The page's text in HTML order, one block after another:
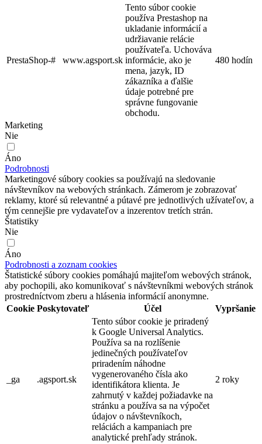
PrestaShop-# www.agsport.sk
Tento súbor cookie
používa Prestashop na
ukladanie informácií a
udržiavanie relácie
používateľa. Uchováva
informácie, ako je
mena, jazyk, ID
zákazníka a ďalšie
údaje potrebné pre
správne fungovanie
obchodu.
480 hodín
Marketing
Nie
Áno
Podrobnosti
Marketingové súbory cookies sa používajú na sledovanie
návštevníkov na webových stránkach. Zámerom je zobrazovať
reklamy, ktoré sú relevantné a pútavé pre jednotlivých užívateľov, a
tým cennejšie pre vydavateľov a inzerentov tretích strán.
Štatistiky
Nie
Áno
Podrobnosti a zoznam cookies
Štatistické súbory cookies pomáhajú majiteľom webových stránok,
aby pochopili, ako komunikovať s návštevníkmi webových stránok
prostredníctvom zberu a hlásenia informácií anonymne.
Cookie Poskytovateľ Účel Vypršanie
_ga .agsport.sk
Tento súbor cookie je priradený
k Google Universal Analytics.
Používa sa na rozlíšenie
jedinečných používateľov
priradením náhodne
vygenerovaného čísla ako
identifikátora klienta. Je
zahrnutý v každej požiadavke na
stránku a používa sa na výpočet
údajov o návštevníkoch,
reláciách a kampaniach pre
analytické prehľady stránok.
2 roky